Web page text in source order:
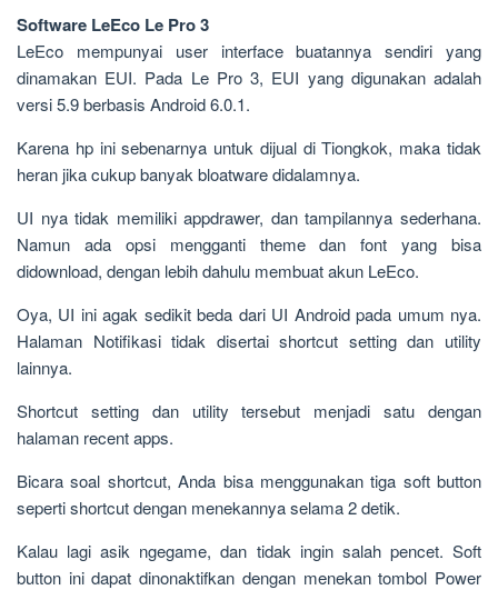
Software LeEco Le Pro 3
LeEco mempunyai user interface buatannya sendiri yang
dinamakan EUI. Pada Le Pro 3, EUI yang digunakan adalah
versi 5.9 berbasis Android 6.0.1.
Karena hp ini sebenarnya untuk dijual di Tiongkok, maka tidak
heran jika cukup banyak bloatware didalamnya.
UI nya tidak memiliki appdrawer, dan tampilannya sederhana.
Namun ada opsi mengganti theme dan font yang bisa
didownload, dengan lebih dahulu membuat akun LeEco.
Oya, UI ini agak sedikit beda dari UI Android pada umum nya.
Halaman Notifikasi tidak disertai shortcut setting dan utility
lainnya.
Shortcut setting dan utility tersebut menjadi satu dengan
halaman recent apps.
Bicara soal shortcut, Anda bisa menggunakan tiga soft button
seperti shortcut dengan menekannya selama 2 detik.
Kalau lagi asik ngegame, dan tidak ingin salah pencet. Soft
button ini dapat dinonaktifkan dengan menekan tombol Power